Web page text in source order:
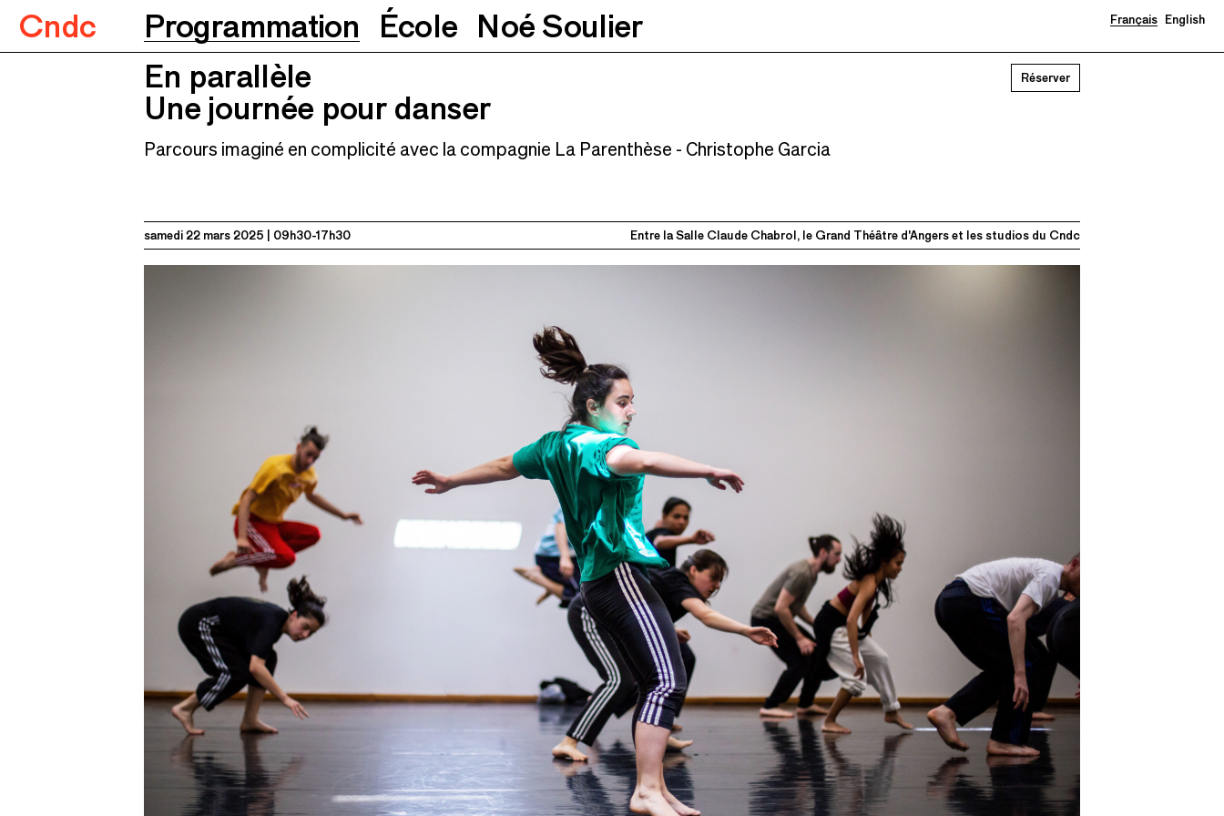
Cndc Programmation École Noé Soulier Français English
En parallèle Une journée pour danser
En parallèle
Une journée pour danser
Réserver
Parcours imaginé en complicité avec la compagnie La Parenthèse - Christophe Garcia
samedi 22 mars 2025 09h30-17h30 Entre la Salle Claude Chabrol, le Grand Théâtre d'Angers et les studios du Cndc